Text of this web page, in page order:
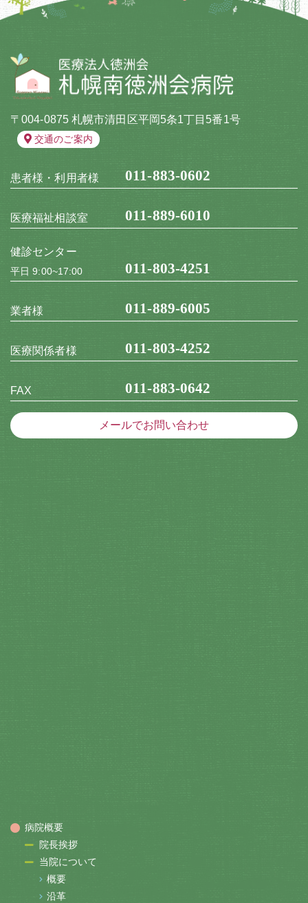
〒004-0875 札幌市清田区平岡5条1丁目5番1号
交通のご案内
患者様・利用者様 011-883-0602
医療福祉相談室 011-889-6010
健診センター
平日 9:00~17:00 011-803-4251
業者様 011-889-6005
医療関係者様 011-803-4252
FAX 011-883-0642
メールでお問い合わせ
病院概要
院長挨拶
当院について
概要
沿革